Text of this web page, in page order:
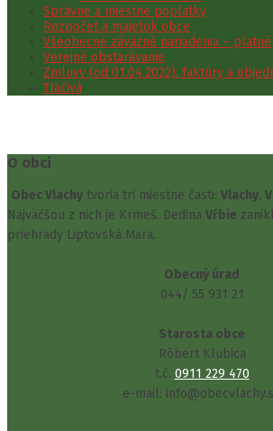
Správne a miestne poplatky
Rozpočet a majetok obce
Všeobecne záväzné nariadenia – platné
Verejné obstarávanie
Zmluvy (od 01.04.2022), faktúry a
Tlačivá
O obci
Obec Vlachy tvoria tri miestne časti: Vlachy,
Najväčšou z nich je Krmeš. Dedina Vŕbie
priehrady Liptovská Mara.
Obecný úrad
044/ 55 931 21
Starosta obce
Róbert Klubica
t.č. 0911 229 470
e-mail: